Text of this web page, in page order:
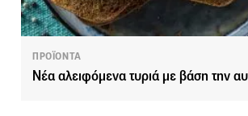
ΠΡΟΪΟΝΤΑ
Νέα αλειφόμενα τυριά με βάση την